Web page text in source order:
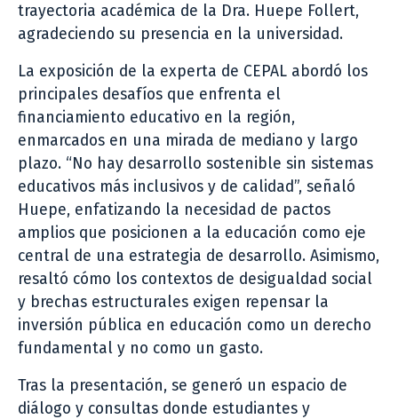
trayectoria académica de la Dra. Huepe Follert,
agradeciendo su presencia en la universidad.
La exposición de la experta de CEPAL abordó los
principales desafíos que enfrenta el
financiamiento educativo en la región,
enmarcados en una mirada de mediano y largo
plazo. “No hay desarrollo sostenible sin sistemas
educativos más inclusivos y de calidad”, señaló
Huepe, enfatizando la necesidad de pactos
amplios que posicionen a la educación como eje
central de una estrategia de desarrollo. Asimismo,
resaltó cómo los contextos de desigualdad social
y brechas estructurales exigen repensar la
inversión pública en educación como un derecho
fundamental y no como un gasto.
Tras la presentación, se generó un espacio de
diálogo y consultas donde estudiantes y